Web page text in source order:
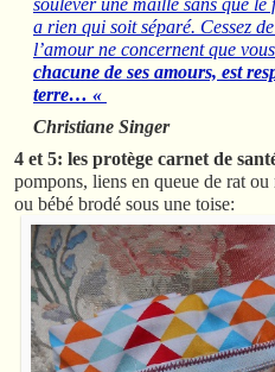
soulever une maille sans que
a rien qui soit séparé. Cessez
l’amour ne concernent que
chacune de ses amours, est
terre… «
Christiane Singer
4 et 5: les protège carnet de
pompons, liens en queue de rat
ou bébé brodé sous une toise: